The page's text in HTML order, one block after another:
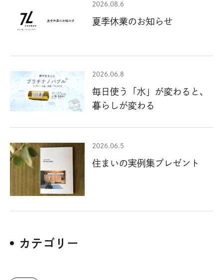
2026.08.6
夏季休業のお知らせ
2026.06.8
毎日使う「水」が変わると、
暮らしが変わる
2026.06.5
住まいの実例集プレゼント
カテゴリー